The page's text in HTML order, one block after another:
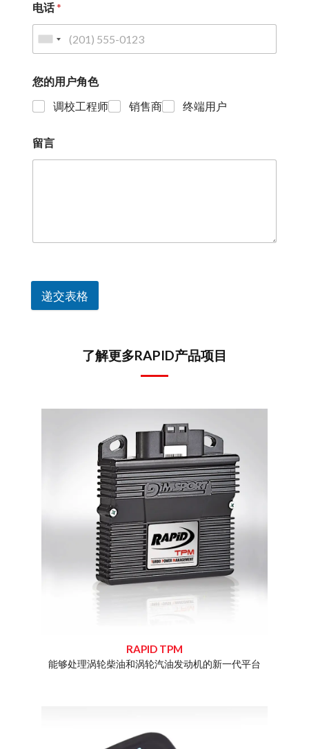
电话*
您的用户角色
调校工程师
销售商 终端用户
留言
递交表格
了解更多RAPID产品项目
RAPID TPM
能够处理涡轮柴油和涡轮汽油发动机的新一代平台